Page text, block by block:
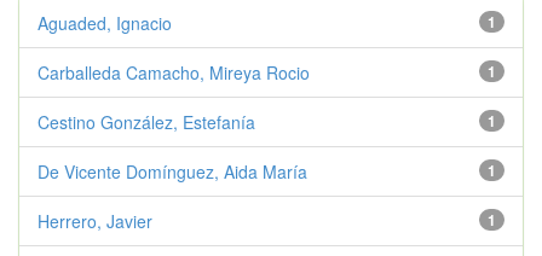
1
Aguaded, Ignacio
1
Carballeda Camacho, Mireya Rocio
1
Cestino González, Estefanía
1
De Vicente Domínguez, Aida María
1
Herrero, Javier